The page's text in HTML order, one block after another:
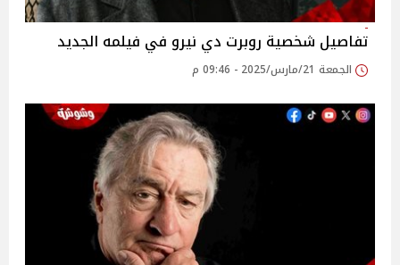
تفاصيل شخصية روبرت دي نيرو في فيلمه الجديد
الجمعة 21/مارس/2025 - 09:46 م